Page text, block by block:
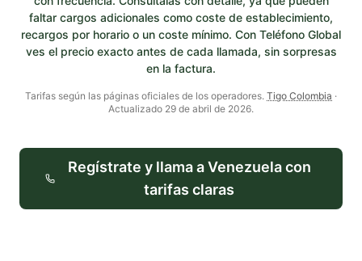
faltar cargos adicionales como coste de establecimiento,
recargos por horario o un coste mínimo. Con Teléfono Global
ves el precio exacto antes de cada llamada, sin sorpresas
en la factura.
Tarifas según las páginas oficiales de los operadores. Tigo Colombia ·
Actualizado 29 de abril de 2026.
Regístrate y llama aVenezuelacon
tarifas claras